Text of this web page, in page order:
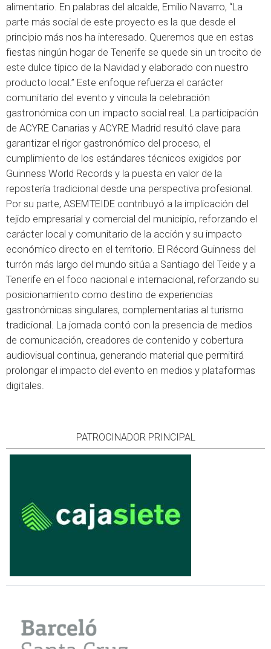
alimentario. En palabras del alcalde, Emilio Navarro, “La
parte más social de este proyecto es la que desde el
principio más nos ha interesado. Queremos que en estas
fiestas ningún hogar de Tenerife se quede sin un trocito de
este dulce típico de la Navidad y elaborado con nuestro
producto local.” Este enfoque refuerza el carácter
comunitario del evento y vincula la celebración
gastronómica con un impacto social real. La participación
de ACYRE Canarias y ACYRE Madrid resultó clave para
garantizar el rigor gastronómico del proceso, el
cumplimiento de los estándares técnicos exigidos por
Guinness World Records y la puesta en valor de la
repostería tradicional desde una perspectiva profesional.
Por su parte, ASEMTEIDE contribuyó a la implicación del
tejido empresarial y comercial del municipio, reforzando el
carácter local y comunitario de la acción y su impacto
económico directo en el territorio. El Récord Guinness del
turrón más largo del mundo sitúa a Santiago del Teide y a
Tenerife en el foco nacional e internacional, reforzando su
posicionamiento como destino de experiencias
gastronómicas singulares, complementarias al turismo
tradicional. La jornada contó con la presencia de medios
de comunicación, creadores de contenido y cobertura
audiovisual continua, generando material que permitirá
prolongar el impacto del evento en medios y plataformas
digitales.
PATROCINADOR PRINCIPAL